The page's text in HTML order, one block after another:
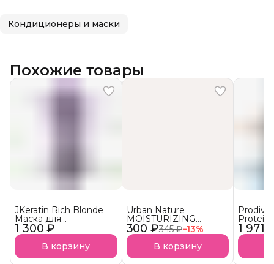
Кондиционеры и маски
Похожие товары
1 300 ₽
JKeratin Rich Blonde
Маска для
осветленных волос
Уход & нейтрализация
желтизны СКОРО В
НАЛИЧИИ!
В корзину
300 ₽345 ₽−13%
Urban Nature
MOISTURIZING
Кондиционер
Увлажняющий АКЦИЯ!
В корзину
1 971
Protein